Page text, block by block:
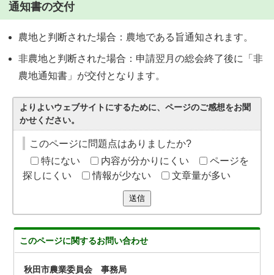
通知書の交付
農地と判断された場合：農地である旨通知されます。
非農地と判断された場合：申請翌月の総会終了後に「非
農地通知書」が交付となります。
よりよいウェブサイトにするために、ページのご感想をお聞
かせください。
このページに問題点はありましたか?
特にない
内容が分かりにくい
ページを
探しにくい
情報が少ない 文章量が多い
送信
このページに関するお問い合わせ
秋田市農業委員会 事務局